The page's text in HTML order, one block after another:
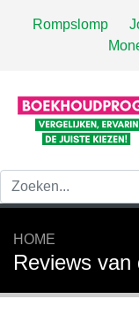
Rompslomp
HOME
Reviews van